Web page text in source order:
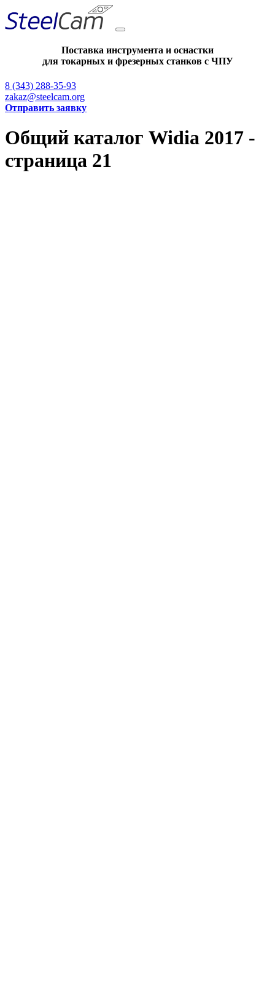
Поставка инструмента и оснастки
для токарных и фрезерных станков с ЧПУ
8 (343) 288-35-93
zakaz@steelcam.org
Отправить заявку
Общий каталог Widia 2017 -
страница 21